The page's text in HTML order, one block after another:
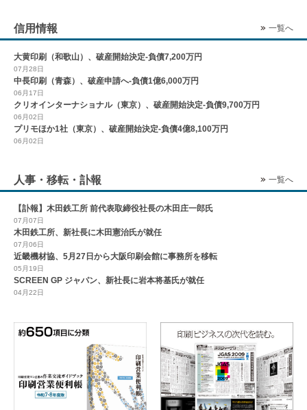
信用情報 一覧へ
大黄印刷（和歌山）、破産開始決定-負債7,200万円
07月28日
中長印刷（青森）、破産申請へ-負債1億6,000万円
06月17日
クリオインターナショナル（東京）、破産開始決定-負債9,700万円
06月02日
プリモほか1社（東京）、破産開始決定-負債4億8,100万円
06月02日
人事・移転・訃報 一覧へ
【訃報】木田鉄工所 前代表取締役社長の木田庄一郎氏
07月07日
木田鉄工所、新社長に木田憲治氏が就任
07月06日
近畿機材協、5月27日から大阪印刷会館に事務所を移転
05月19日
SCREEN GP ジャパン、新社長に岩本将基氏が就任
04月22日